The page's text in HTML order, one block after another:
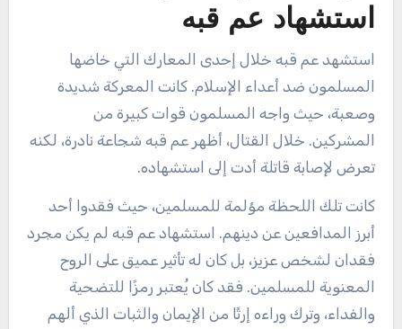
استشهاد عم قبه
استشهد عم قبه خلال إحدى المعارك التي خاضها
المسلمون ضد أعداء الإسلام. كانت المعركة شديدة
وصعبة، حيث واجه المسلمون قوات كبيرة من
المشركين. خلال القتال، أظهر عم قبه شجاعة نادرة، لكنه
تعرض لإصابة قاتلة أدت إلى استشهاده.
كانت تلك اللحظة مؤلمة للمسلمين، حيث فقدوا أحد
أبرز المدافعين عن دينهم. استشهاد عم قبه لم يكن مجرد
فقدان لشخص عزيز، بل كان له تأثير عميق على الروح
المعنوية للمسلمين. فقد كان يُعتبر رمزًا للتضحية
والفداء، وترك وراءه إرثًا من الإيمان والثبات الذي ألهم